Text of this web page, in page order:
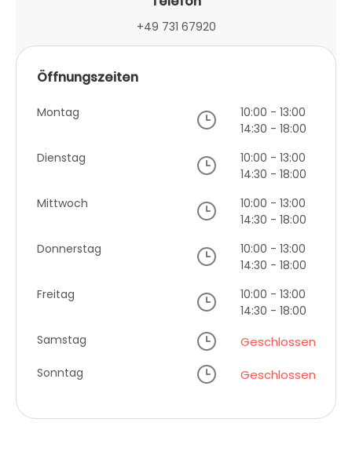
+49 731 67920
Öffnungszeiten
Montag
10:00 - 13:00
14:30 - 18:00
Dienstag
10:00 - 13:00
14:30 - 18:00
Mittwoch
10:00 - 13:00
14:30 - 18:00
Donnerstag
10:00 - 13:00
14:30 - 18:00
Freitag
10:00 - 13:00
14:30 - 18:00
Samstag
Geschlossen
Sonntag Geschlossen